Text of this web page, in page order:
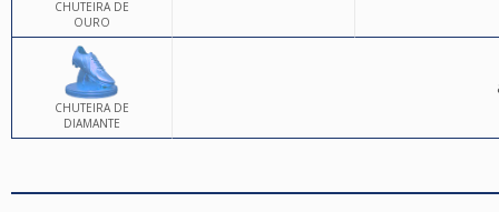
CHUTEIRA DE
OURO
CHUTEIRA DE
DIAMANTE